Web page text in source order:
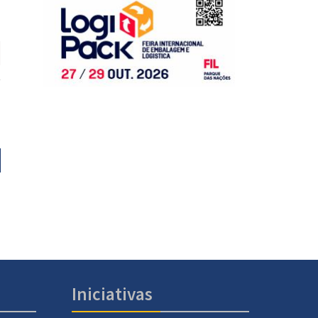
Iniciativas